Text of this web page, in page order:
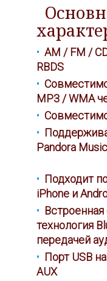
AM / FM /
RBDS
MP3 / WMA
Подходит
iPhone и
технология
передачей
Порт USB
AUX